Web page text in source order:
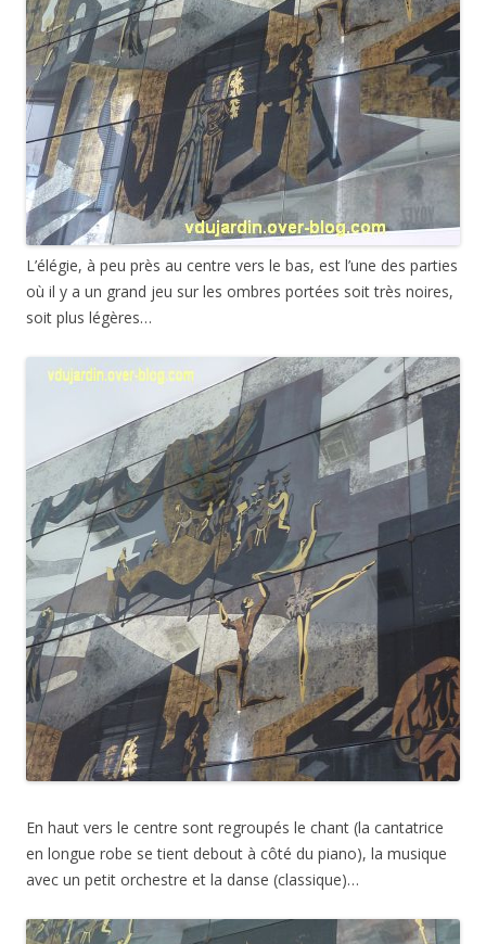
L’élégie, à peu près au centre vers le bas, est l’une des parties
où il y a un grand jeu sur les ombres portées soit très noires,
soit plus légères…
En haut vers le centre sont regroupés le chant (la cantatrice
en longue robe se tient debout à côté du piano), la musique
avec un petit orchestre et la danse (classique)…